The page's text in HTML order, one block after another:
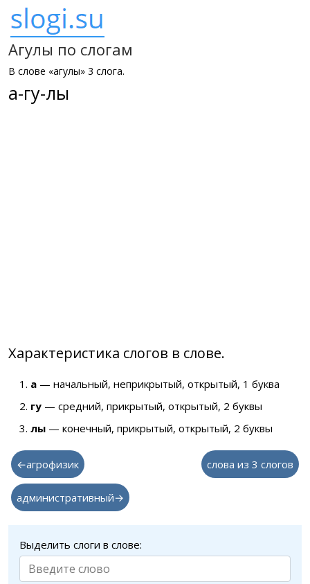
Агулы по слогам
В слове «агулы» 3 слога.
а-гу-лы
Характеристика слогов в слове.
а — начальный, неприкрытый, открытый, 1 буква
гу — средний, прикрытый, открытый, 2 буквы
лы — конечный, прикрытый, открытый, 2 буквы
←агрофизик слова из 3 слогов
административный→
Выделить слоги в слове: